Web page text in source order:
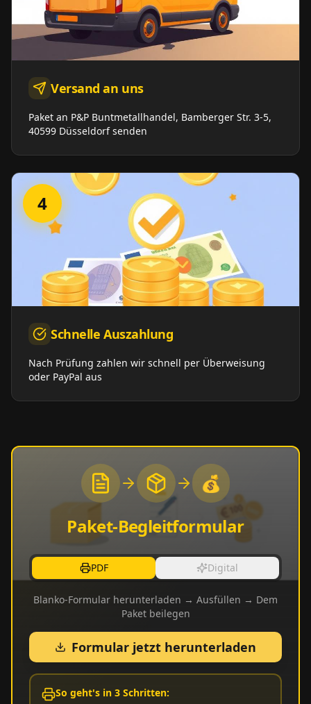
Versand an uns
Paket an P&P Buntmetallhandel, Bamberger Str. 3-5,
40599 Düsseldorf senden
4
Schnelle Auszahlung
Nach Prüfung zahlen wir schnell per Überweisung
oder PayPal aus
💰
Paket-Begleitformular
PDF Digital
Blanko-Formular herunterladen → Ausfüllen → Dem
Paket beilegen
Formular jetzt herunterladen
So geht's in 3 Schritten: